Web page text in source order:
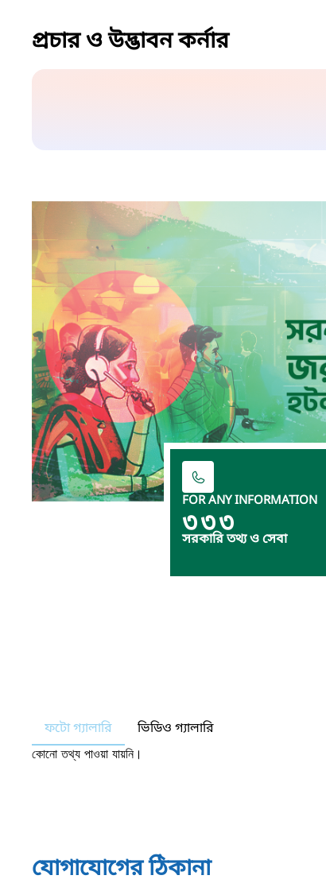
প্রচার ও উদ্ভাবন কর্নার
FOR ANY INFORMATION
৩৩৩
সরকারি তথ্য ও সেবা
ফটো গ্যালারি ভিডিও গ্যালারি
কোনো তথ্য পাওয়া যায়নি।
যোগাযোগের ঠিকানা